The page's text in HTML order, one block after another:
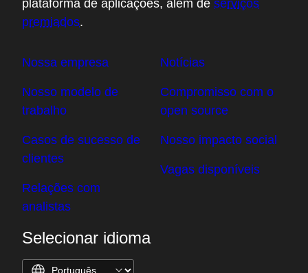
plataforma de aplicações, além de serviços
premiados.
Nossa empresa
Nosso modelo de
trabalho
Casos de sucesso de
clientes
Relações com
analistas
Notícias
Compromisso com o
open source
Nosso impacto social
Vagas disponíveis
Selecionar idioma